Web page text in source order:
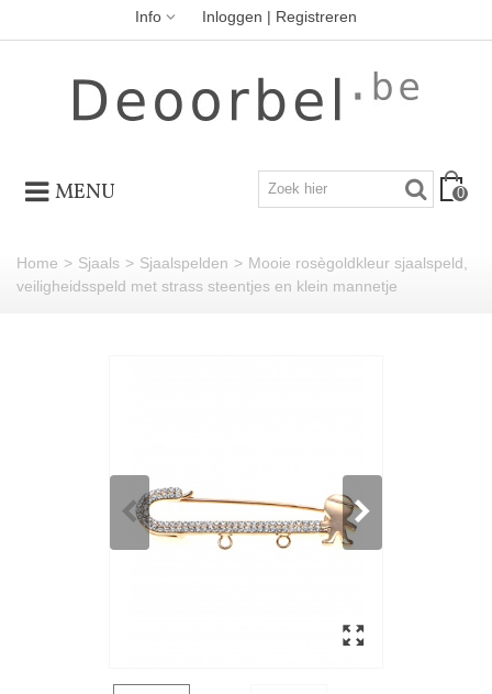
Info Inloggen | Registreren
MENU 0
Home > Sjaals > Sjaalspelden > Mooie rosègoldkleur sjaalspeld,
veiligheidsspeld met strass steentjes en klein mannetje